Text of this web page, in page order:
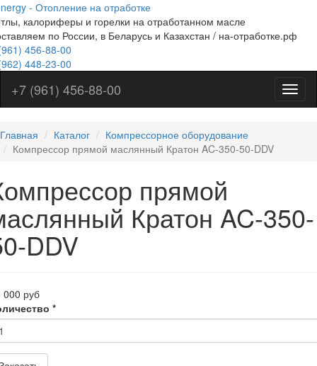
Перейти
к
основному
содержанию
- Отопление на отработке
калориферы и горелки на отработанном масле
по России, в Беларусь и Казахстан / на-отработке.рф
456-88-00
448-23-00
Меню
на
+7 (961) 456-88-00
Главная Каталог
Компрессорное оборудование
Компрессор прямой маслянный Кратон AC-350-50-DDV
прямой
Кратон AC-350-
DDV
000 руб
*